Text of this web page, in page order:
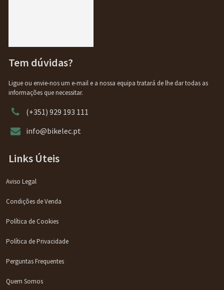
Tem dúvidas?
Ligue ou envie-nos um e-mail e a nossa equipa tratará de lhe dar todas as
informações que necessitar.
(+351) 929 193 111
info@bikelec.pt
Links Úteis
Aviso Legal
Condições de Venda
Política de Cookies
Política de Privacidade
Perguntas Frequentes
Quem Somos